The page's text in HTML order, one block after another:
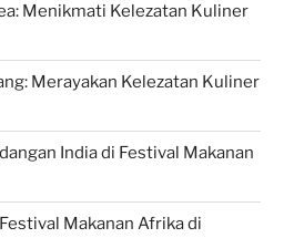
Menikmati Kelezatan Kuliner
Merayakan Kelezatan Kuliner
India di Festival Makanan
Makanan Afrika di